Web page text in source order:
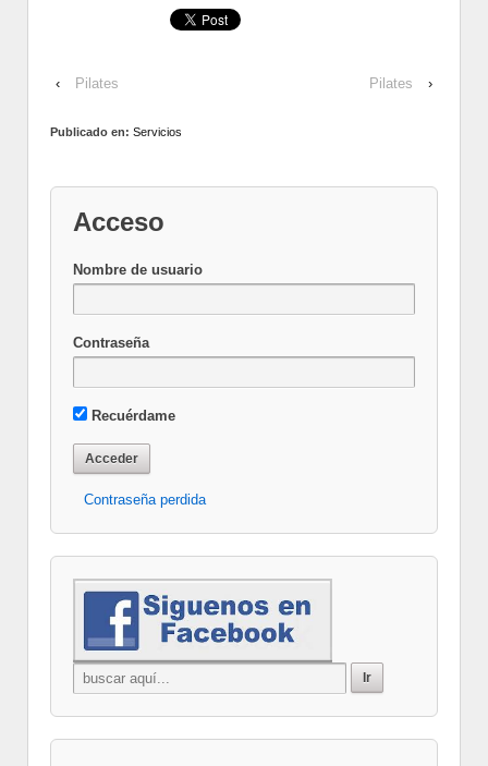
‹ Pilates Pilates ›
Publicado en: Servicios
Acceso
Nombre de usuario
Contraseña
Recuérdame
Contraseña perdida